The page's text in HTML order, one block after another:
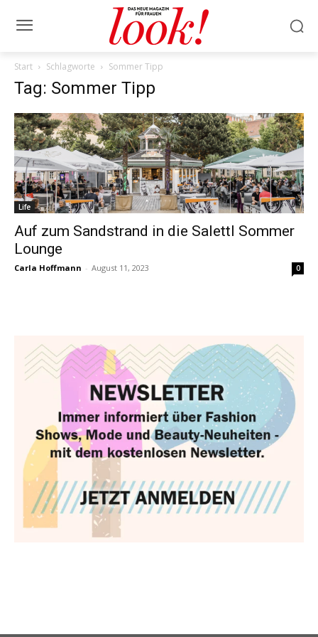
Start Schlagworte Sommer Tipp
Tag: Sommer Tipp
Life
Auf zum Sandstrand in die Salettl Sommer
Lounge
Carla Hoffmann - August 11, 2023 0